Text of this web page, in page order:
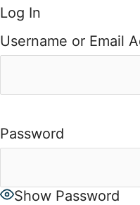
Log In
Username or Email
Password
Show Password